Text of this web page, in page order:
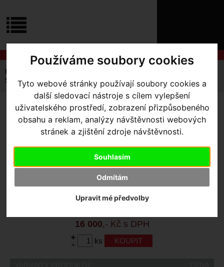
Používáme soubory cookies
Tyto webové stránky používají soubory cookies a
další sledovací nástroje s cílem vylepšení
uživatelského prostředí, zobrazení přizpůsobeného
obsahu a reklam, analýzy návštěvnosti webových
stránek a zjištění zdroje návštěvnosti.
Souhlasím
Odmítám
Upravit mé předvolby
NÁKUPU
SLUŽBY
ZTRATILI
Úvodní strana
Specialized Riprock 20
Riprock 20
RIPROCK 20- GLOSS OASIS
/ BLACK
Výrobce:
Specialized
96522-8109
Skladem:
Ano, v Olomouci
IHNED
16 000,- Kč s DPH
+
-
ks